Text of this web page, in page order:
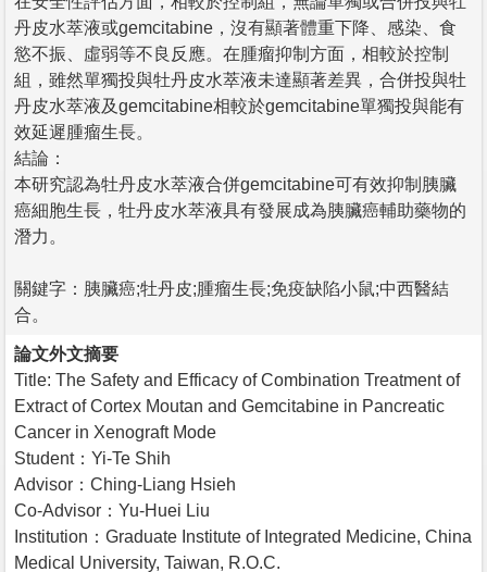
丹皮水萃液或gemcitabine，沒有顯著體重下降、感染、食
慾不振、虛弱等不良反應。在腫瘤抑制方面，相較於控制
組，雖然單獨投與牡丹皮水萃液未達顯著差異，合併投與牡
丹皮水萃液及gemcitabine相較於gemcitabine單獨投與能有
效延遲腫瘤生長。
結論：
本研究認為牡丹皮水萃液合併gemcitabine可有效抑制胰臟
癌細胞生長，牡丹皮水萃液具有發展成為胰臟癌輔助藥物的
潛力。
關鍵字：胰臟癌;牡丹皮;腫瘤生長;免疫缺陷小鼠;中西醫結
合。
論文外文摘要
Title: The Safety and Efficacy of Combination Treatment of
Extract of Cortex Moutan and Gemcitabine in Pancreatic
Cancer in Xenograft Mode
Student：Yi-Te Shih
Advisor：Ching-Liang Hsieh
Co-Advisor：Yu-Huei Liu
Institution：Graduate Institute of Integrated Medicine, China
Medical University, Taiwan, R.O.C.